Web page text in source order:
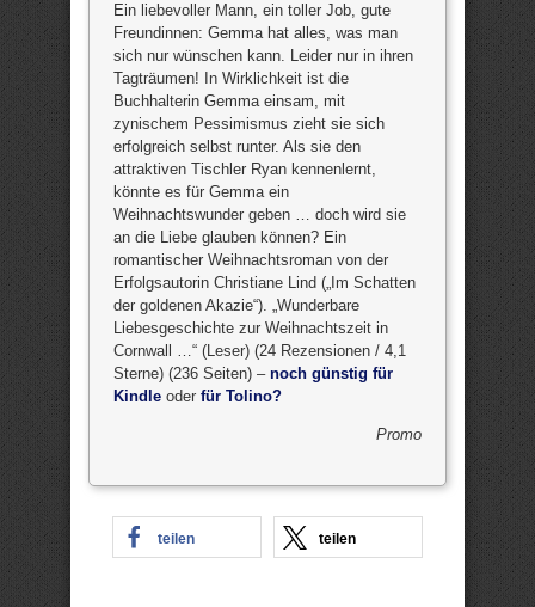
Ein liebevoller Mann, ein toller Job, gute
Freundinnen: Gemma hat alles, was man
sich nur wünschen kann. Leider nur in ihren
Tagträumen! In Wirklichkeit ist die
Buchhalterin Gemma einsam, mit
zynischem Pessimismus zieht sie sich
erfolgreich selbst runter. Als sie den
attraktiven Tischler Ryan kennenlernt,
könnte es für Gemma ein
Weihnachtswunder geben … doch wird sie
an die Liebe glauben können? Ein
romantischer Weihnachtsroman von der
Erfolgsautorin Christiane Lind („Im Schatten
der goldenen Akazie“). „Wunderbare
Liebesgeschichte zur Weihnachtszeit in
Cornwall …“ (Leser) (24 Rezensionen / 4,1
Sterne) (236 Seiten) – noch günstig für
Kindle oder für Tolino?
Promo
teilen teilen